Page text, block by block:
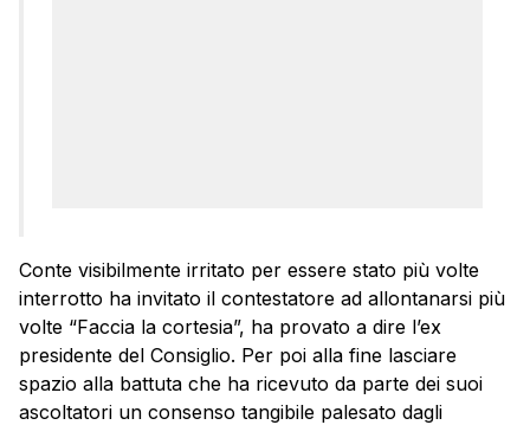
Conte visibilmente irritato per essere stato più volte
interrotto ha invitato il contestatore ad allontanarsi più
volte “Faccia la cortesia”, ha provato a dire l’ex
presidente del Consiglio. Per poi alla fine lasciare
spazio alla battuta che ha ricevuto da parte dei suoi
ascoltatori un consenso tangibile palesato dagli